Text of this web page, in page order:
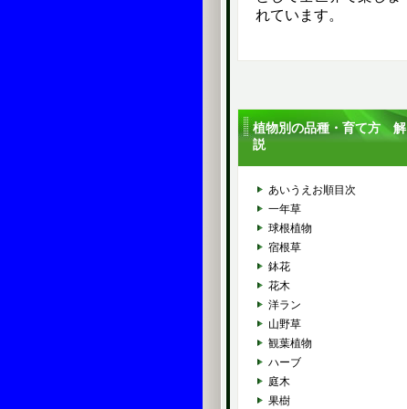
れています。
植物別の品種・育て方 解
説
あいうえお順目次
一年草
球根植物
宿根草
鉢花
花木
洋ラン
山野草
観葉植物
ハーブ
庭木
果樹